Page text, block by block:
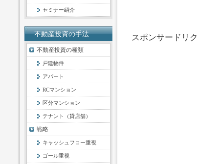
スポンサードリク
セミナー紹介
不動産投資の手法
不動産投資の種類
戸建物件
アパート
RCマンション
区分マンション
テナント（貸店舗）
戦略
キャッシュフロー重視
ゴール重視